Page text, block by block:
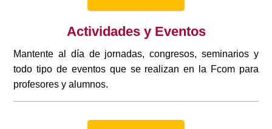
Actividades y Eventos
Mantente al día de jornadas, congresos, seminarios y
todo tipo de eventos que se realizan en la Fcom para
profesores y alumnos.